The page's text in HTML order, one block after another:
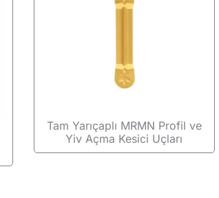
Tam Yarıçaplı MRMN Profil ve
Yiv Açma Kesici Uçları